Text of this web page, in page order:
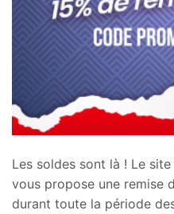
Les soldes sont là ! Le
vous propose une remise
durant toute la période